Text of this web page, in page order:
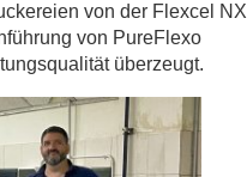
von der Flexcel NX
von PureFlexo
überzeugt.